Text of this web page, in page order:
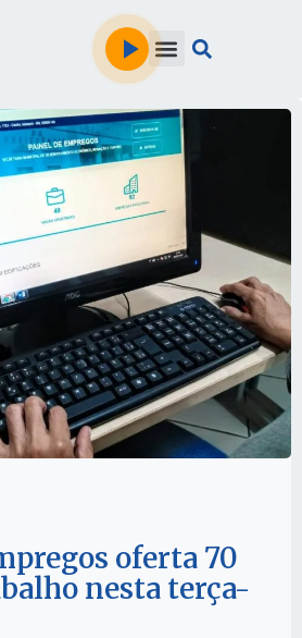
oferta 70
nesta terça-